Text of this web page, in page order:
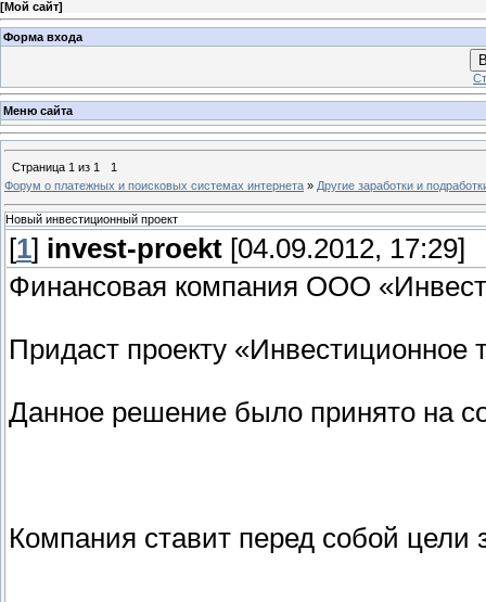
[Мой сайт]
Форма входа
Меню сайта
Страница 1 из 1
1
Форум о платежных и поисковых системах интернета » Другие заработки и
Новый инвестиционный проект
[1] invest-proekt [04.09.2012, 17:29]
Финансовая компания ООО
Придаст проекту «Инвестиционное
Данное решение было принято на
Компания ставит перед собой цели